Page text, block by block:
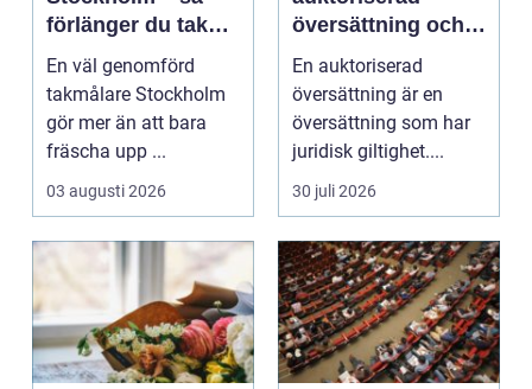
förlänger du takets
livslängd och
höjer värdet på
huset
En väl genomförd
takmålare Stockholm
gör mer än att bara
fräscha upp ...
03 augusti 2026
översättning och
när behövs den?
En auktoriserad
översättning är en
översättning som har
juridisk giltighet....
30 juli 2026